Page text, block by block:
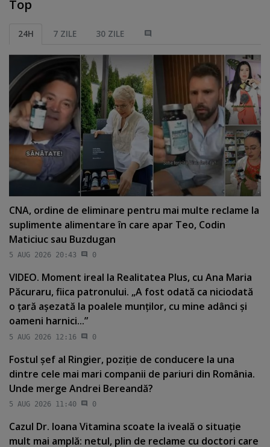
Top
24H 7 ZILE 30 ZILE
CNA, ordine de eliminare pentru mai multe reclame la
suplimente alimentare în care apar Teo, Codin
Maticiuc sau Buzdugan
5 AUG 2026 20:43 0
VIDEO. Moment ireal la Realitatea Plus, cu Ana Maria
Păcuraru, fiica patronului. „A fost odată ca niciodată
o ţară aşezată la poalele munţilor, cu mine adânci şi
oameni harnici...”
5 AUG 2026 12:16 0
Fostul şef al Ringier, poziţie de conducere la una
dintre cele mai mari companii de pariuri din România.
Unde merge Andrei Bereandă?
5 AUG 2026 11:40 0
Cazul Dr. Ioana Vitamina scoate la iveală o situaţie
mult mai amplă: netul, plin de reclame cu doctori care